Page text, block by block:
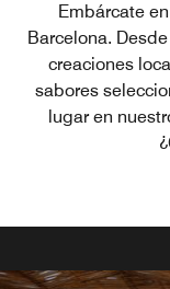
Embárcate
Barcelona.
creaciones
sabores
lugar en